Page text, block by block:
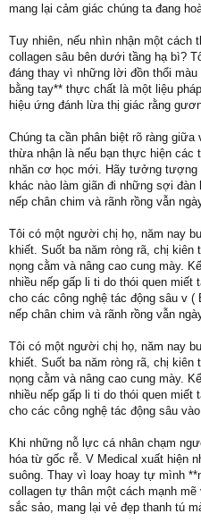
mang lại cảm giác chúng ta đang
Tuy nhiên, nếu nhìn nhận một
collagen sâu bên dưới tầng hạ bì?
đáng thay vì những lời đồn thổi
bằng tay** thực chất là một liệu
hiệu ứng đánh lừa thị giác rằng
Chúng ta cần phân biệt rõ ràng
thừa nhận là nếu bạn thực hiện các
nhăn cơ học mới. Hãy tưởng tượng
khác nào làm giãn đi những sợi
nếp chân chim và rãnh rồng vẫn
Tôi có một người chị họ, năm nay
khiết. Suốt ba năm ròng rã, chị
nọng cằm và nâng cao cung mày.
nhiều nếp gấp li ti do thói quen
cho các công nghệ tác động sâu v (
nếp chân chim và rãnh rồng vẫn
Tôi có một người chị họ, năm nay
khiết. Suốt ba năm ròng rã, chị
nọng cằm và nâng cao cung mày.
nhiều nếp gấp li ti do thói quen
cho các công nghệ tác động sâu
Khi những nỗ lực cá nhân chạm
hóa từ gốc rễ. V Medical xuất hiện
suông. Thay vì loay hoay tự mình
collagen tự thân một cách mạnh
sắc sảo, mang lại vẻ đẹp thanh tú